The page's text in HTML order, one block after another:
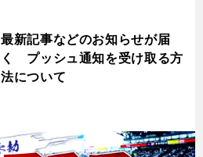
最新記事などのお知らせが届
く プッシュ通知を受け取る方
法について